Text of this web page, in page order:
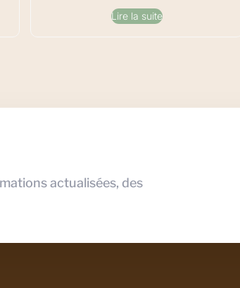
Lire la suite
actualisées, des